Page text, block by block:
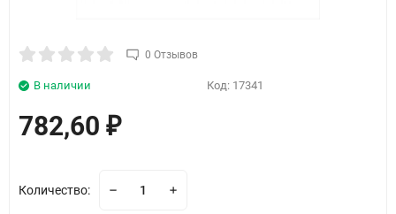
0 Отзывов
Код: 17341
В наличии
782,60 ₽
Количество: